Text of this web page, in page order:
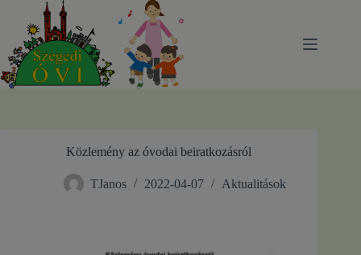
content
Közlemény az óvodai beiratkozásról
TJanos 2022-04-07 Aktualitások